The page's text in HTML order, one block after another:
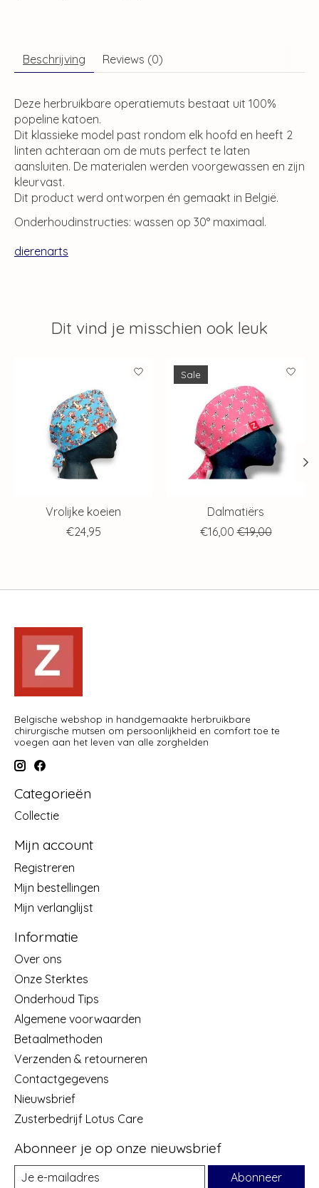
Beschrijving Reviews (0)
Deze herbruikbare operatiemuts bestaat uit 100%
popeline katoen.
Dit klassieke model past rondom elk hoofd en heeft 2
linten achteraan om de muts perfect te laten
aansluiten. De materialen werden voorgewassen en zijn
kleurvast.
Dit product werd ontworpen én gemaakt in België.
Onderhoudinstructies: wassen op 30° maximaal.
dierenarts
Dit vind je misschien ook leuk
Items van productcarrousel
Vrolijke koeien
€24,95
Sale
Dalmatiërs
€16,00 €19,00
Belgische webshop in handgemaakte herbruikbare
chirurgische mutsen om persoonlijkheid en comfort toe te
voegen aan het leven van alle zorghelden
Categorieën
Collectie
Mijn account
Registreren
Mijn bestellingen
Mijn verlanglijst
Informatie
Over ons
Onze Sterktes
Onderhoud Tips
Algemene voorwaarden
Betaalmethoden
Verzenden & retourneren
Contactgegevens
Nieuwsbrief
Zusterbedrijf Lotus Care
Abonneer je op onze nieuwsbrief
Abonneer